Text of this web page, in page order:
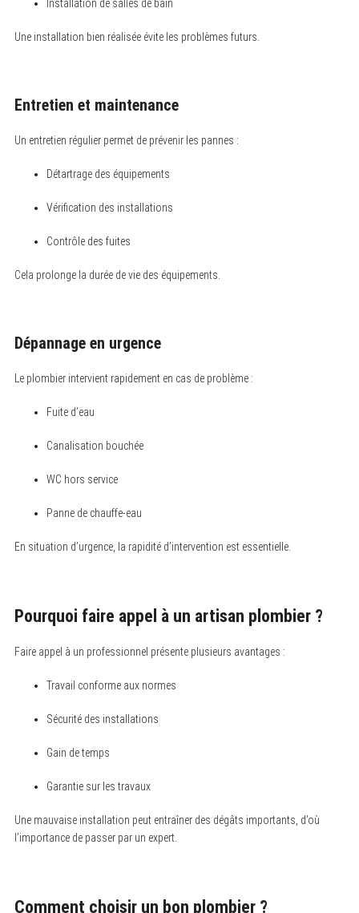
Installation de salles de bain
Une installation bien réalisée évite les problèmes futurs.
Entretien et maintenance
Un entretien régulier permet de prévenir les pannes :
Détartrage des équipements
Vérification des installations
Contrôle des fuites
Cela prolonge la durée de vie des équipements.
Dépannage en urgence
Le plombier intervient rapidement en cas de problème :
Fuite d’eau
Canalisation bouchée
WC hors service
Panne de chauffe-eau
En situation d’urgence, la rapidité d’intervention est essentielle.
Pourquoi faire appel à un artisan plombier ?
Faire appel à un professionnel présente plusieurs avantages :
Travail conforme aux normes
Sécurité des installations
Gain de temps
Garantie sur les travaux
Une mauvaise installation peut entraîner des dégâts importants, d’où
l’importance de passer par un expert.
Comment choisir un bon plombier ?
S
h